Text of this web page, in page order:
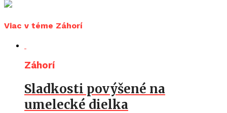
Viac v téme Záhorí
Záhorí
Sladkosti povýšené na
umelecké dielka